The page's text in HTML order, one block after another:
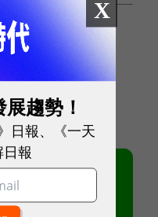
X
趨勢！
日報、《一天
報